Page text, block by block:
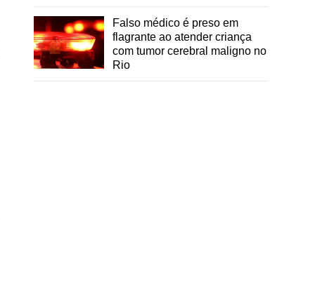
Falso médico é preso em
flagrante ao atender criança
com tumor cerebral maligno no
Rio